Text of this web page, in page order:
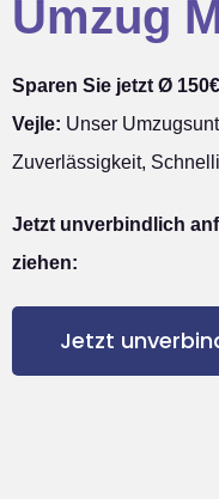
Umzug
Sparen Sie jetzt Ø
Vejle: Unser
Zuverlässigkeit,
Jetzt unverbindlich
ziehen:
Jetzt